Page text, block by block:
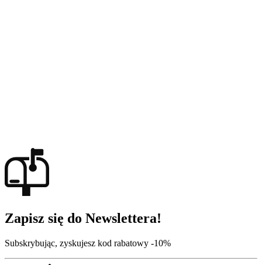
Zapisz się do Newslettera!
Subskrybując, zyskujesz kod rabatowy -10%